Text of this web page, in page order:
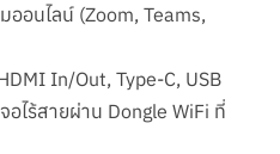
ออนไลน์ (Zoom, Teams,
In/Out, Type-C, USB
ไร้สายผ่าน Dongle WiFi ที่